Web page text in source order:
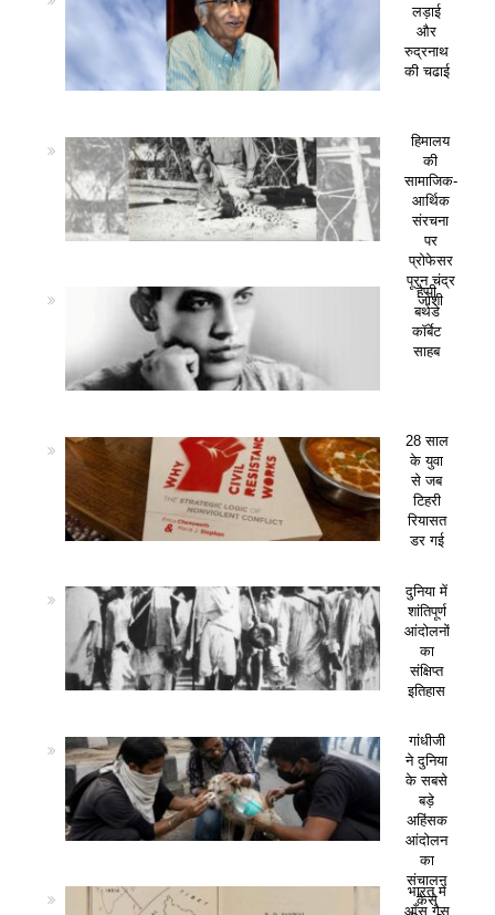
लड़ाई
और
रुद्रनाथ
की चढाई
हिमालय
की
सामाजिक-
आर्थिक
संरचना
पर
प्रोफेसर
पूरन चंद्र
जोशी
हैप्पी
बर्थडे
कॉर्बेट
साहब
28 साल
के युवा
से जब
टिहरी
रियासत
डर गई
दुनिया में
शांतिपूर्ण
आंदोलनों
का
संक्षिप्त
इतिहास
गांधीजी
ने दुनिया
के सबसे
बड़े
अहिंसक
आंदोलन
का
संचालन
कैसे
भारत में
आँसू गैस